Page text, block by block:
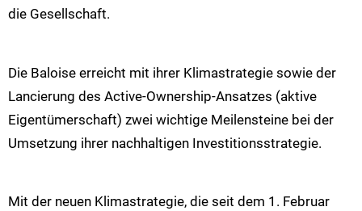
die Gesellschaft.
Die Baloise erreicht mit ihrer Klimastrategie sowie der
Lancierung des Active-Ownership-Ansatzes (aktive
Eigentümerschaft) zwei wichtige Meilensteine bei der
Umsetzung ihrer nachhaltigen Investitionsstrategie.
Mit der neuen Klimastrategie, die seit dem 1. Februar